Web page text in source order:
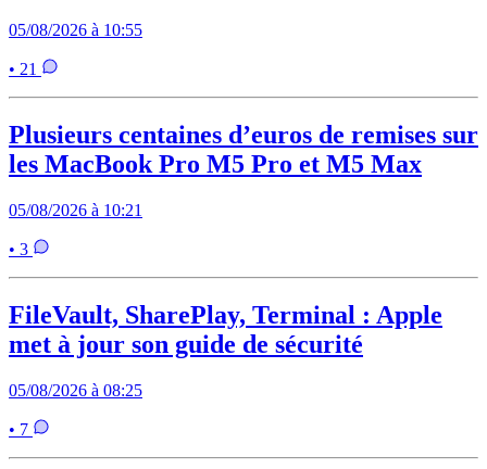
05/08/2026 à 10:55
• 21
Plusieurs centaines d’euros de remises sur
les MacBook Pro M5 Pro et M5 Max
05/08/2026 à 10:21
• 3
FileVault, SharePlay, Terminal : Apple
met à jour son guide de sécurité
05/08/2026 à 08:25
• 7